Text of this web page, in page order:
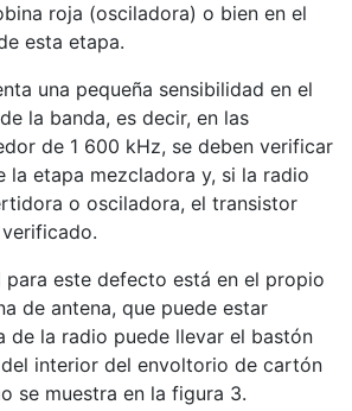
roja (osciladora) o bien en el
esta etapa.
una pequeña sensibilidad en el
la banda, es decir, en las
de 1 600 kHz, se deben verificar
la etapa mezcladora y, si la radio
o osciladora, el transistor
este defecto está en el propio
de antena, que puede estar
de la radio puede llevar el bastón
interior del envoltorio de cartón
se muestra en la figura 3.